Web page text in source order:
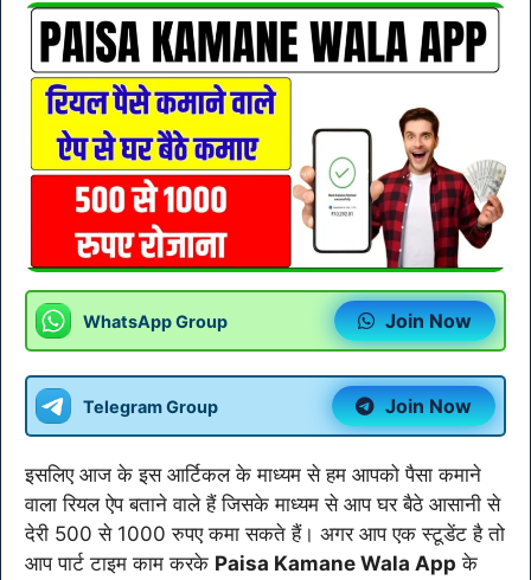
WhatsApp Group Join Now
Telegram Group Join Now
इसलिए आज के इस आर्टिकल के माध्यम से हम आपको पैसा कमाने
वाला रियल ऐप बताने वाले हैं जिसके माध्यम से आप घर बैठे आसानी से
देरी 500 से 1000 रुपए कमा सकते हैं। अगर आप एक स्टूडेंट है तो
आप पार्ट टाइम काम करके Paisa Kamane Wala App के